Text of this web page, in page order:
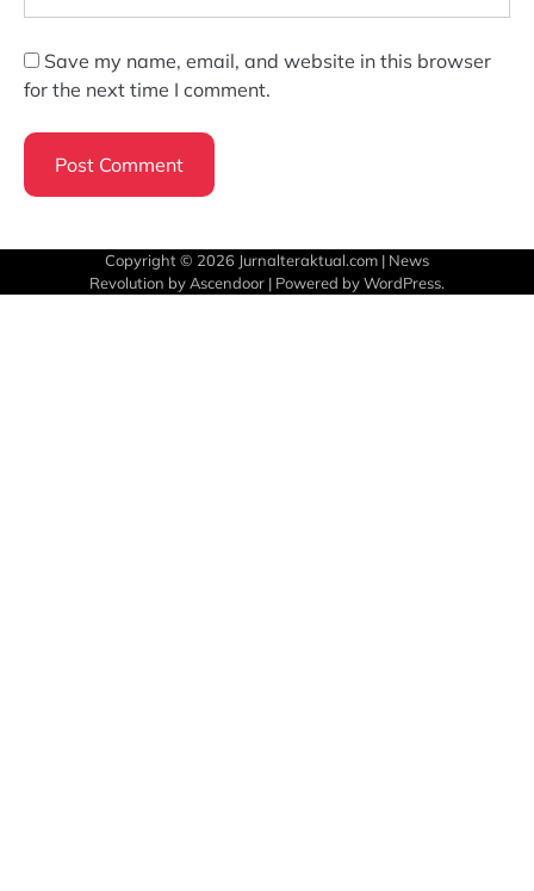
Save my name, email, and website in this browser
for the next time I comment.
Copyright © 2026 Jurnalteraktual.com | News
Revolution byAscendoor | Powered byWordPress.